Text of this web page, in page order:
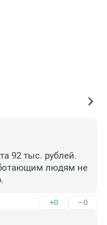
92 тыс. рублей.
людям не
+0 –0